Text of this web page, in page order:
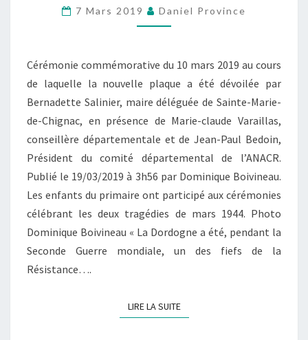
LA
STÈLE
RIVIÈRES-
BASSES
IDENTIFIÉS
7 Mars 2019 Daniel Province
Cérémonie commémorative du 10 mars 2019 au cours
de laquelle la nouvelle plaque a été dévoilée par
Bernadette Salinier, maire déléguée de Sainte-Marie-
de-Chignac, en présence de Marie-claude Varaillas,
conseillère départementale et de Jean-Paul Bedoin,
Président du comité départemental de l’ANACR.
Publié le 19/03/2019 à 3h56 par Dominique Boivineau.
Les enfants du primaire ont participé aux cérémonies
célébrant les deux tragédies de mars 1944. Photo
Dominique Boivineau « La Dordogne a été, pendant la
Seconde Guerre mondiale, un des fiefs de la
Résistance….
LIRE LA SUITELIRE LA SUITE